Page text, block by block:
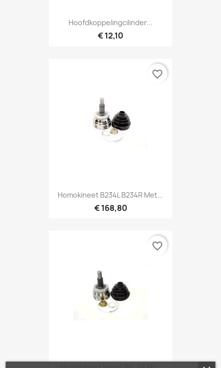
Hoofdkoppelingcilinder...
€ 12,10
Homokineet B234L B234R Met...
€ 168,80
favorite_border
favorite_border